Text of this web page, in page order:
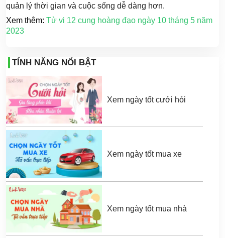
quản lý thời gian và cuộc sống dễ dàng hơn.
Xem thêm: Tử vi 12 cung hoàng đạo ngày 10 tháng 5 năm
2023
TÍNH NĂNG NỔI BẬT
Xem ngày tốt cưới hỏi
Xem ngày tốt mua xe
Xem ngày tốt mua nhà